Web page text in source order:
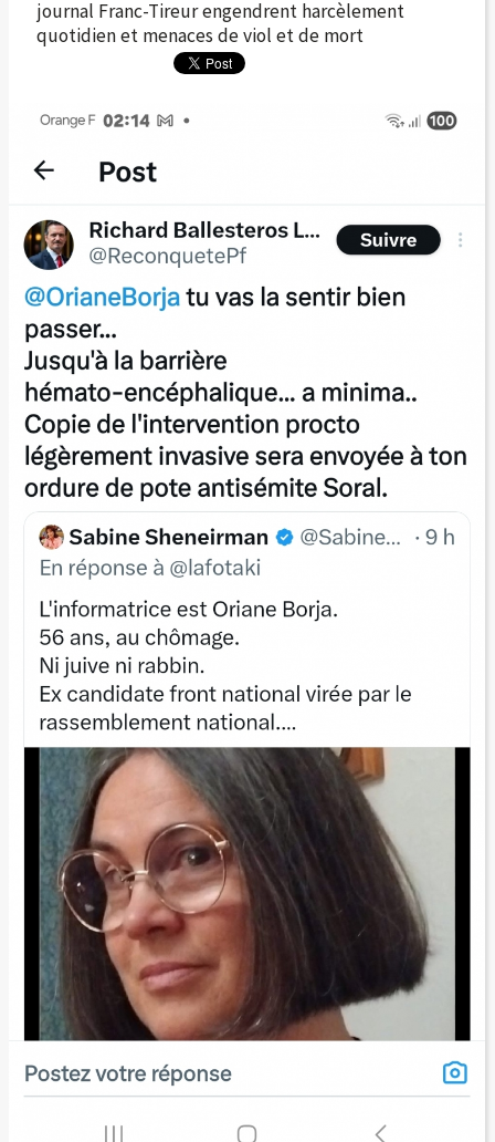
journal Franc-Tireur engendrent harcèlement
quotidien et menaces de viol et de mort